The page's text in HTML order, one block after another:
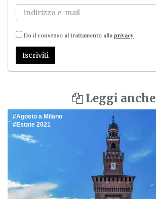
Do il consenso al trattamento alla privacy
Iscriviti
Leggi anche
Agosto a Milano
Estate 2021